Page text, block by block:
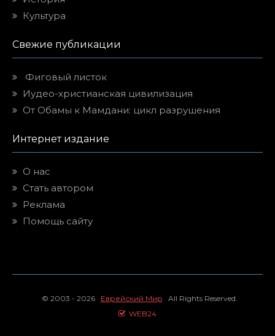
Культура
Свежие публикации
Фиговый листок
Иудео-христианская цивилизация
От Обамы к Мамдани: цикл разрушения
Интернет издание
О нас
Стать автором
Реклама
Помощь сайту
© 2003 - 2026 Еврейский Мир All Rights Reserved.
WEB24